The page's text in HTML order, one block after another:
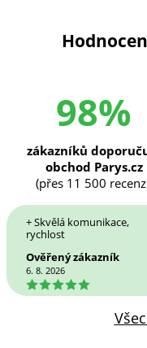
98%
zákazníků
obchod Parys.cz
(přes 11 500
+ Skvělá komunikace,
rychlost
Ověřený zákazník
6. 8. 2026
5